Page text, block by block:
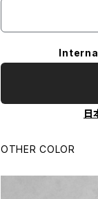
日
OTHER COLOR